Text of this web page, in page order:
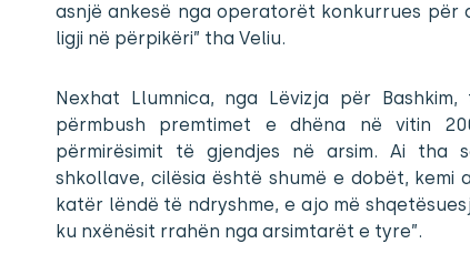
asnjë ankesë nga operatorët konkurrues për
ligji në përpikëri” tha Veliu.
Nexhat Llumnica, nga Lëvizja për
përmbush premtimet e dhëna në vitin
përmirësimit të gjendjes në arsim. Ai tha
shkollave, cilësia është shumë e dobët, kemi
katër lëndë të ndryshme, e ajo më
ku nxënësit rrahën nga arsimtarët e tyre”.